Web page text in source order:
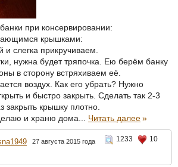
при консервировании:
крышками:
слегка прикручиваем.
нужна будет тряпочка. Ею берём банку
в сторону встряхиваем её.
воздух. Как его убрать? Нужно
и быстро закрыть. Сделать так 2-3
закрыть крышку плотно.
и храню дома... Читать далее»
27 августа 2015 года 1233
10